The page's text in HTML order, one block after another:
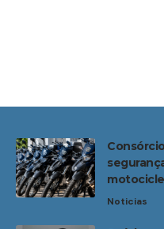
Noticias